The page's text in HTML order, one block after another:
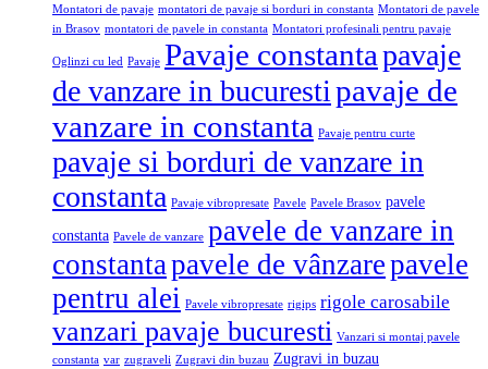
Montatori de pavaje montatori de pavaje si borduri in constanta Montatori de pavele
in Brasov montatori de pavele in constanta Montatori profesinali pentru pavaje
Oglinzi cu led Pavaje Pavaje constantapavaje
de vanzare in bucurestipavaje de
vanzare in constanta Pavaje pentru curte
pavaje si borduri de vanzare in
constanta Pavaje vibropresate Pavele Pavele Brasov pavele
constanta Pavele de vanzare pavele de vanzare in
constantapavele de vânzarepavele
pentru alei Pavele vibropresate rigips rigole carosabile
vanzari pavaje bucuresti Vanzari si montaj pavele
constanta var zugraveli Zugravi din buzau Zugravi in buzau